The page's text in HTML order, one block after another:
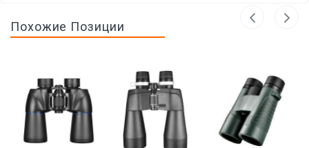
Похожие Позиции